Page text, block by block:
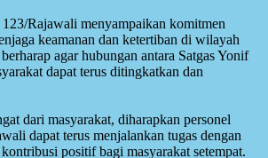
123/Rajawali menyampaikan komitmen
keamanan dan ketertiban di wilayah
agar hubungan antara Satgas Yonif
dapat terus ditingkatkan dan
dari masyarakat, diharapkan personel
dapat terus menjalankan tugas dengan
positif bagi masyarakat setempat.